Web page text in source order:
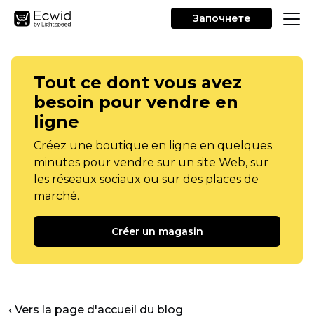
Започнете
Tout ce dont vous avez
besoin pour vendre en
ligne
Créez une boutique en ligne en quelques
minutes pour vendre sur un site Web, sur
les réseaux sociaux ou sur des places de
marché.
Créer un magasin
‹ Vers la page d'accueil du blog